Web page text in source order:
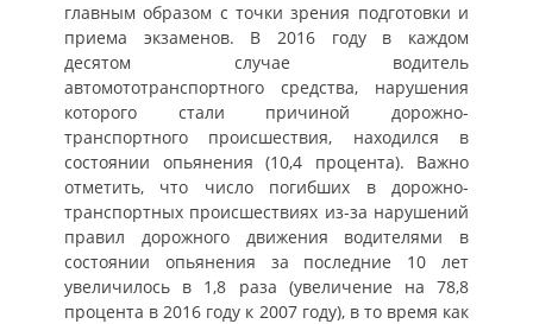
главным образом с точки зрения подготовки и
приема экзаменов. В 2016 году в каждом
десятом случае водитель
автомототранспортного средства, нарушения
которого стали причиной дорожно-
транспортного происшествия, находился в
состоянии опьянения (10,4 процента). Важно
отметить, что число погибших в дорожно-
транспортных происшествиях из-за нарушений
правил дорожного движения водителями в
состоянии опьянения за последние 10 лет
увеличилось в 1,8 раза (увеличение на 78,8
процента в 2016 году к 2007 году), в то время как